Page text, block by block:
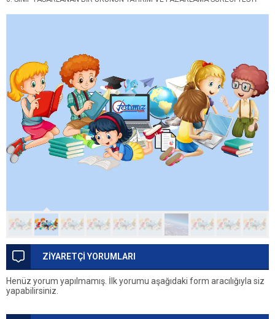
ZİYARETÇİ YORUMLARI
Henüz yorum yapılmamış. İlk yorumu aşağıdaki form aracılığıyla siz
yapabilirsiniz.